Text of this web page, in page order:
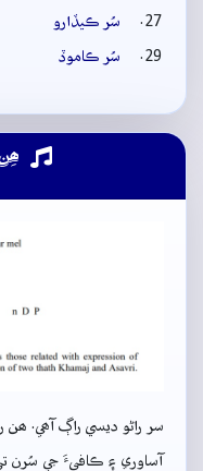
سُر ڪيڏارو
سُر ڪاموڏ
سر راڻو ديسي راڳ آھي. ھن
آساوري ۽ ڪافيءَ جي سُرن